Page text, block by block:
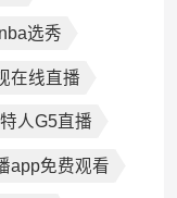
选秀
在线直播
人G5直播
app免费观看